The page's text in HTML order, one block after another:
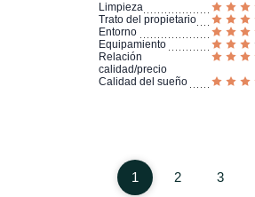
Limpieza
Trato del propietario
Entorno
Equipamiento
Relación
calidad/precio
Calidad del sueño
1 2 3